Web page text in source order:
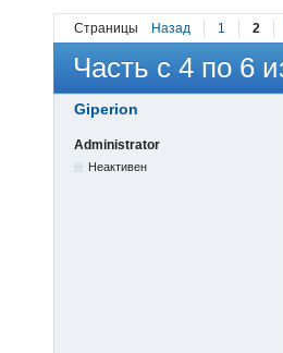
Страницы Назад 1 2
Часть с 4 по 6
Giperion
Administrator
Неактивен